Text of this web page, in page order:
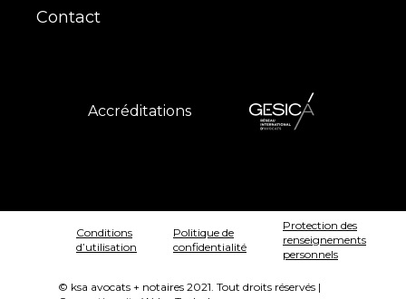
Contact
Accréditations
© ksa avocats + notaires 2021. Tout droits réservés |
Conditions
d’utilisation
Politique de
confidentialité
Protection des
renseignements
personnels